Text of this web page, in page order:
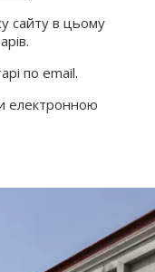
сайту в цьому
по email.
електронною